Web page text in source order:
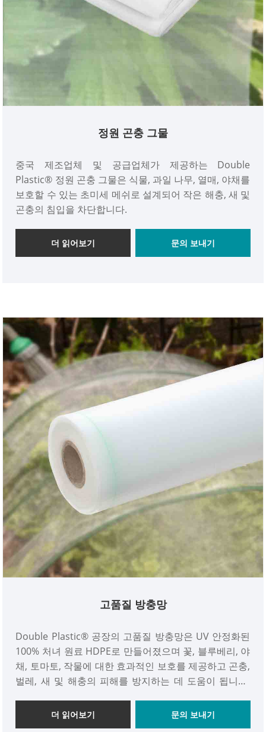
정원 곤충 그물
중국 제조업체 및 공급업체가 제공하는 Double
Plastic® 정원 곤충 그물은 식물, 과일 나무, 열매, 야채를
보호할 수 있는 초미세 메쉬로 설계되어 작은 해충, 새 및
곤충의 침입을 차단합니다.
더 읽어보기 문의 보내기
고품질 방충망
Double Plastic® 공장의 고품질 방충망은 UV 안정화된
100% 처녀 원료 HDPE로 만들어졌으며 꽃, 블루베리, 야
채, 토마토, 작물에 대한 효과적인 보호를 제공하고 곤충,
벌레, 새 및 해충의 피해를 방지하는 데 도움이 됩니다.
더 읽어보기 문의 보내기